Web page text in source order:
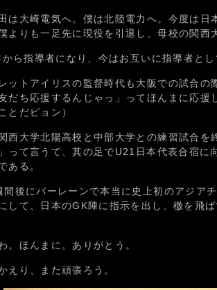
は大崎電気へ。僕は北陸電力へ。今度は日
よりも一足先に現役を引退し、母校の関西
ら指導者になり、今はお互いに指導者と
ットアイリスの監督時代も大阪での試合の
だち応援するんじゃっ」ってほんまに応援
とだピョン）
西大学北陽高校と中部大学との練習試合を
って言うて、其の足でU21日本代表合宿に
ある。
間後にバーレーンで本当に史上初のアジア
して、日本のGK陣に指示を出し、檄を飛
。ほんまに。ありがとう。
えり、また頑張ろう。